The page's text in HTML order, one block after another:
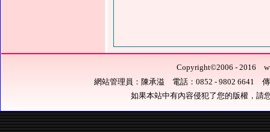
Copyright©2006 - 2016
網站管理員：陳承溢 電話：0852 - 9802 6641
如果本站中有內容侵犯了您的版權，請